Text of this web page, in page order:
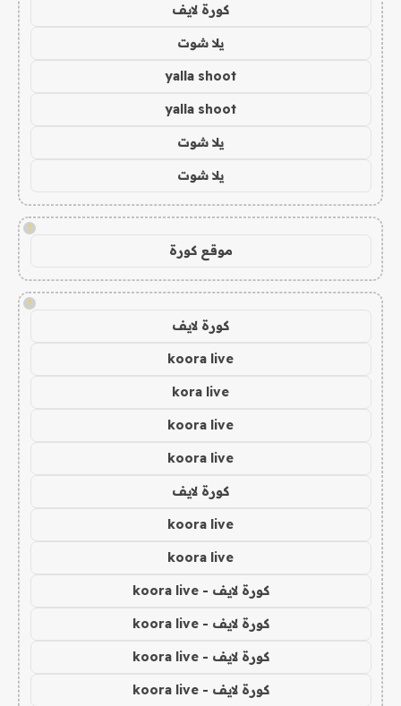
كورة لايف
يلا شوت
yalla shoot
yalla shoot
يلا شوت
يلا شوت
!
موقع كورة
!
كورة لايف
koora live
kora live
koora live
koora live
كورة لايف
koora live
koora live
كورة لايف - koora live
كورة لايف - koora live
كورة لايف - koora live
كورة لايف - koora live